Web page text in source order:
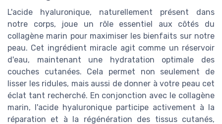
L'acide hyaluronique, naturellement présent dans
notre corps, joue un rôle essentiel aux côtés du
collagène marin pour maximiser les bienfaits sur notre
peau. Cet ingrédient miracle agit comme un réservoir
d'eau, maintenant une hydratation optimale des
couches cutanées. Cela permet non seulement de
lisser les ridules, mais aussi de donner à votre peau cet
éclat tant recherché. En conjonction avec le collagène
marin, l'acide hyaluronique participe activement à la
réparation et à la régénération des tissus cutanés,